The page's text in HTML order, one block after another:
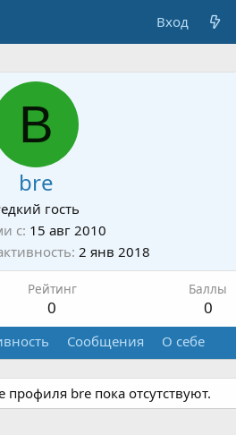
Вход
B
bre
гость
с 15 авг 2010
2 янв 2018
Рейтинг
0
Баллы
0
Сообщения О себе
bre пока отсутствуют.